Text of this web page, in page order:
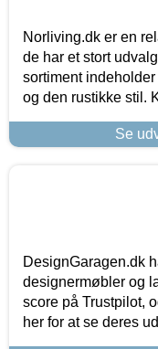
Norliving.dk er en
de har et stort
sortiment
og den rustikke stil.
Se
DesignGaragen.dk
designermøbler og
score på Trustpilot,
her for at se deres